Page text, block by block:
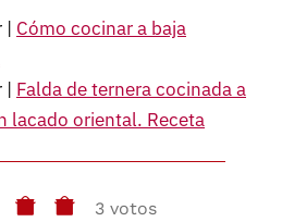
| Cómo cocinar a baja
| Falda de ternera cocinada a
lacado oriental. Receta
3 votos